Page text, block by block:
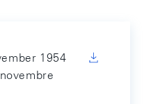
1954